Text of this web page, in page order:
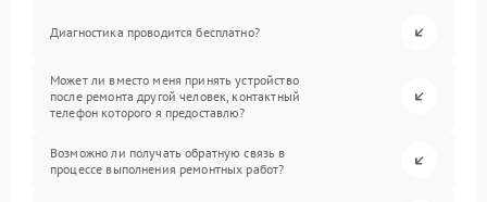
Диагностика проводится бесплатно?
Может ли вместо меня принять устройство
после ремонта другой человек, контактный
телефон которого я предоставлю?
Возможно ли получать обратную связь в
процессе выполнения ремонтных работ?